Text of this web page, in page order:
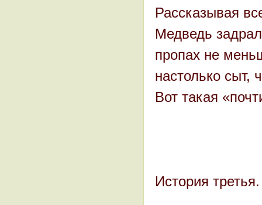
Рассказывая
Медведь
пропах не
настолько сыт,
Вот такая
История третья.